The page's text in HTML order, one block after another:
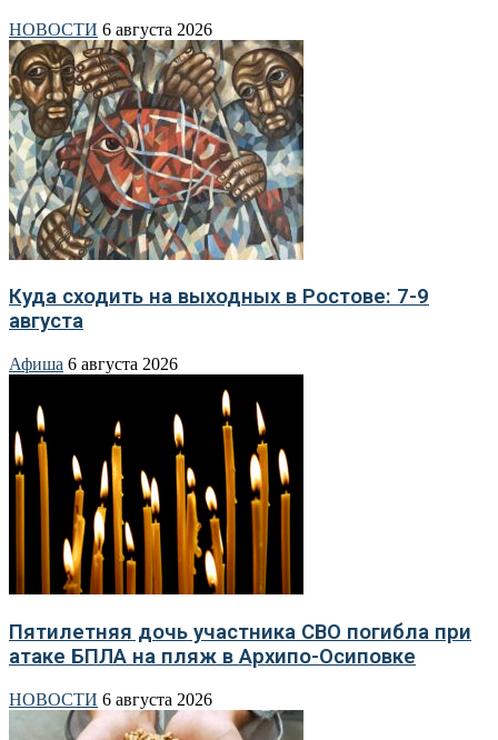
НОВОСТИ 6 августа 2026
Куда сходить на выходных в Ростове: 7-9
августа
Афиша 6 августа 2026
Пятилетняя дочь участника СВО погибла при
атаке БПЛА на пляж в Архипо-Осиповке
НОВОСТИ 6 августа 2026